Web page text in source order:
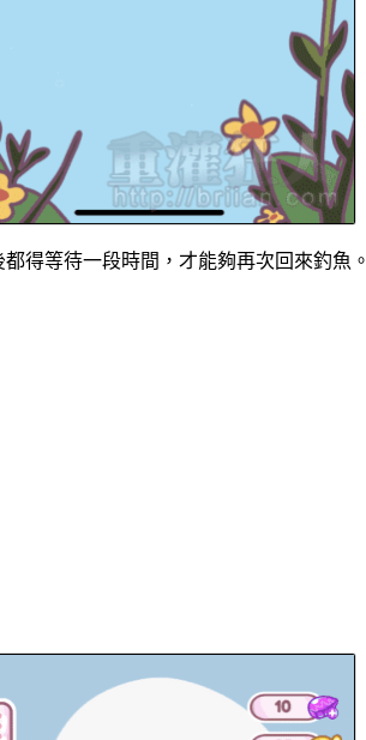
得等待一段時間，才能夠再次回來釣魚。